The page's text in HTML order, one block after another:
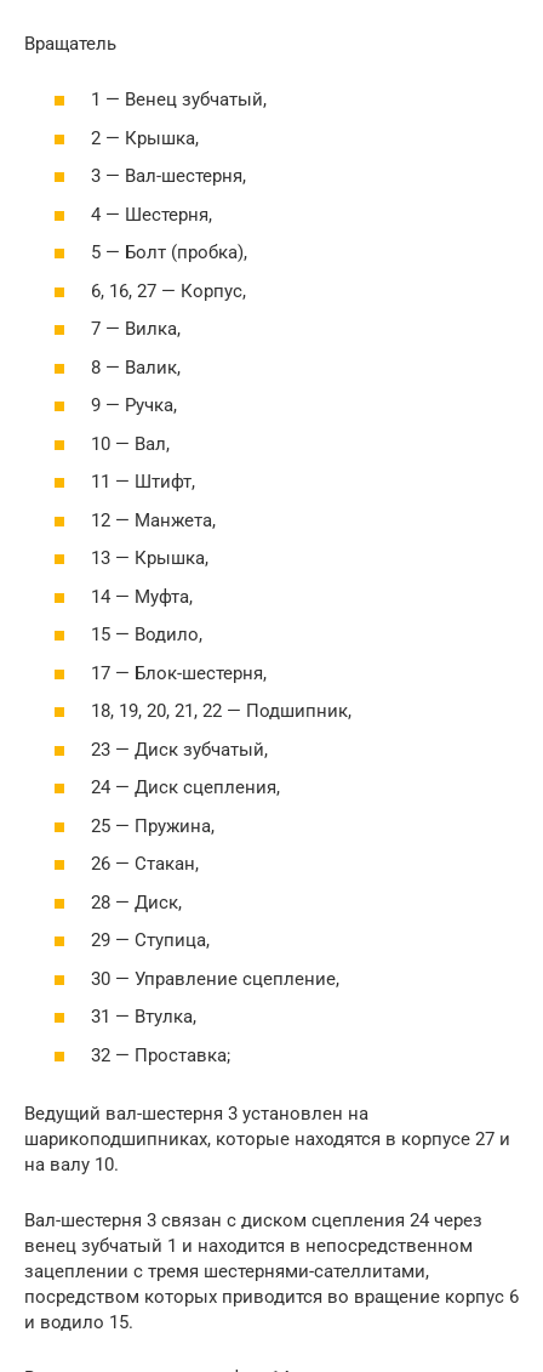
Вращатель
1 — Венец зубчатый,
2 — Крышка,
3 — Вал-шестерня,
4 — Шестерня,
5 — Болт (пробка),
6, 16, 27 — Корпус,
7 — Вилка,
8 — Валик,
9 — Ручка,
10 — Вал,
11 — Штифт,
12 — Манжета,
13 — Крышка,
14 — Муфта,
15 — Водило,
17 — Блок-шестерня,
18, 19, 20, 21, 22 — Подшипник,
23 — Диск зубчатый,
24 — Диск сцепления,
25 — Пружина,
26 — Стакан,
28 — Диск,
29 — Ступица,
30 — Управление сцепление,
31 — Втулка,
32 — Проставка;
Ведущий вал-шестерня 3 установлен на
шарикоподшипниках, которые находятся в корпусе 27 и
на валу 10.
Вал-шестерня 3 связан с диском сцепления 24 через
венец зубчатый 1 и находится в непосредственном
зацеплении с тремя шестернями-сателлитами,
посредством которых приводится во вращение корпус 6
и водило 15.